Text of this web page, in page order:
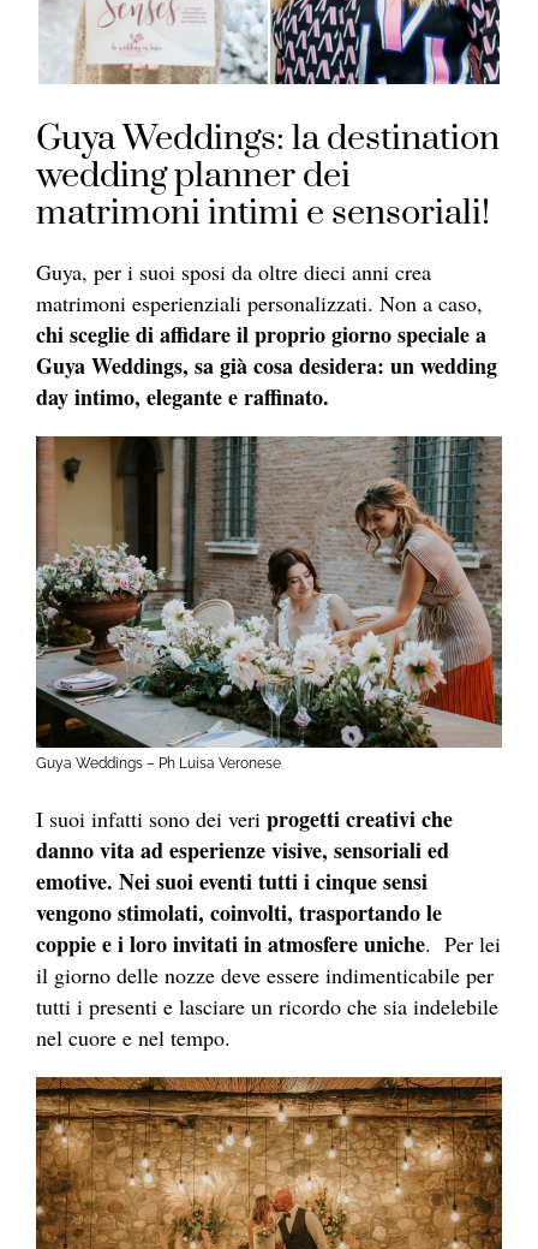
Guya Weddings: la destination
wedding planner dei
matrimoni intimi e sensoriali!
Guya, per i suoi sposi da oltre dieci anni crea
matrimoni esperienziali personalizzati. Non a caso,
chi sceglie di affidare il proprio giorno speciale a
Guya Weddings, sa già cosa desidera: un wedding
day intimo, elegante e raffinato.
Guya Weddings – Ph Luisa Veronese
I suoi infatti sono dei veri progetti creativi che
danno vita ad esperienze visive, sensoriali ed
emotive. Nei suoi eventi tutti i cinque sensi
vengono stimolati, coinvolti, trasportando le
coppie e i loro invitati in atmosfere uniche. Per lei
il giorno delle nozze deve essere indimenticabile per
tutti i presenti e lasciare un ricordo che sia indelebile
nel cuore e nel tempo.